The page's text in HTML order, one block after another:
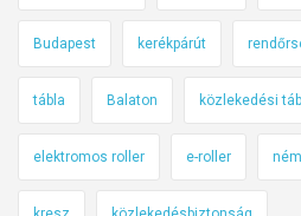
Budapest kerékpárút
tábla Balaton közlekedési
elektromos roller e-roller